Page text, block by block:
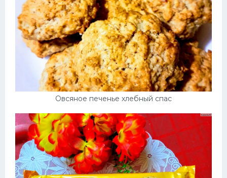
Овсяное печенье хлебный спас